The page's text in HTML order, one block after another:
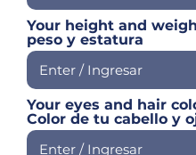
Your height and
peso y estatura
Your eyes and hair
Color de tu cabello y